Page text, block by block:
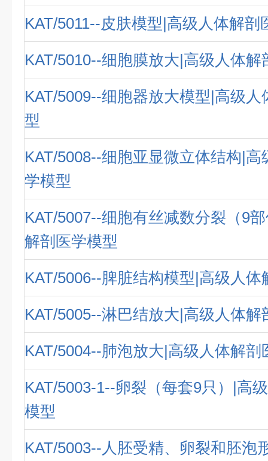
KAT/5011--皮肤模型|高级人体解剖
KAT/5010--细胞膜放大|高级人体解
KAT/5009--细胞器放大模型|高级人
型
KAT/5008--细胞亚显微立体结构|高
学模型
KAT/5007--细胞有丝减数分裂（9
解剖医学模型
KAT/5006--脾脏结构模型|高级人体
KAT/5005--淋巴结放大|高级人体解
KAT/5004--肺泡放大|高级人体解剖
KAT/5003-1--卵裂（每套9只）|高
模型
KAT/5003--人胚受精、卵裂和胚泡